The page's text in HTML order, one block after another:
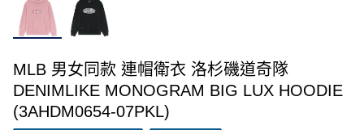
MLB 男女同款 連帽衛衣 洛杉磯道奇隊
DENIMLIKE MONOGRAM BIG LUX HOODIE
(3AHDM0654-07PKL)